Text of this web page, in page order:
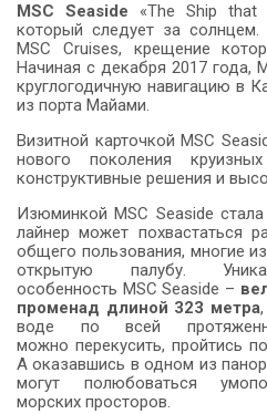
MSC Seaside «The Ship that
который следует за
MSC Cruises, крещение
Начиная с декабря 2017 года,
круглогодичную навигацию в
из порта Майами.
Визитной карточкой MSC
нового поколения
конструктивные решения и
Изюминкой MSC Seaside
лайнер может похвастаться
общего пользования, многие
открытую палубу.
особенность MSC Seaside –
променад длиной 323 метра
воде по всей
можно перекусить, пройтись
А оказавшись в одном из
могут полюбоваться
морских просторов.